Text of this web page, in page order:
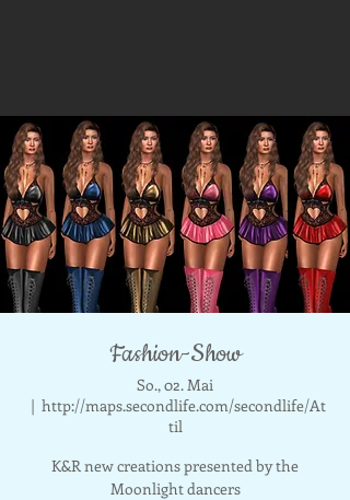
Fashion-Show
So., 02. Mai
  |
http://maps.secondlife.com/secondlife/At
til
K&R new creations presented by the
Moonlight dancers